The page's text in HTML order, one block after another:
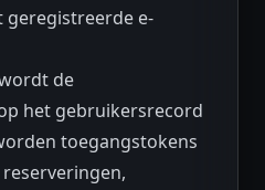
geregistreerde e-
de
het gebruikersrecord
toegangstokens